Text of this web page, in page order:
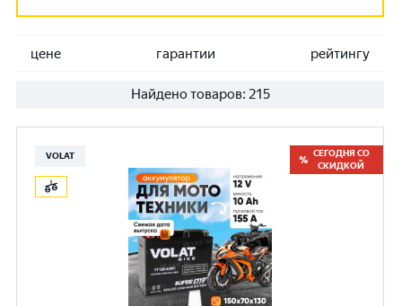
цене гарантии рейтингу
Найдено товаров: 215
VOLAT
СЕГОДНЯ СО
СКИДКОЙ